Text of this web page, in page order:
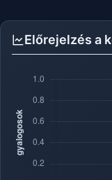
Előrejelzés a